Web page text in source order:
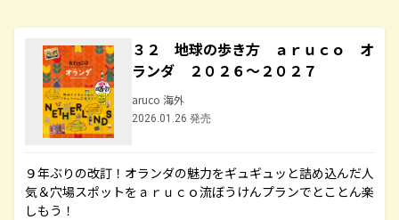
３２ 地球の歩き方 ａｒｕｃｏ オ
ランダ ２０２６～２０２７
aruco 海外
2026.01.26 発売
９年ぶりの改訂！オランダの魅力をギュギュッと詰め込んだ人
気＆穴場スポットをａｒｕｃｏ流ぼうけんプランでとことん楽
しもう！